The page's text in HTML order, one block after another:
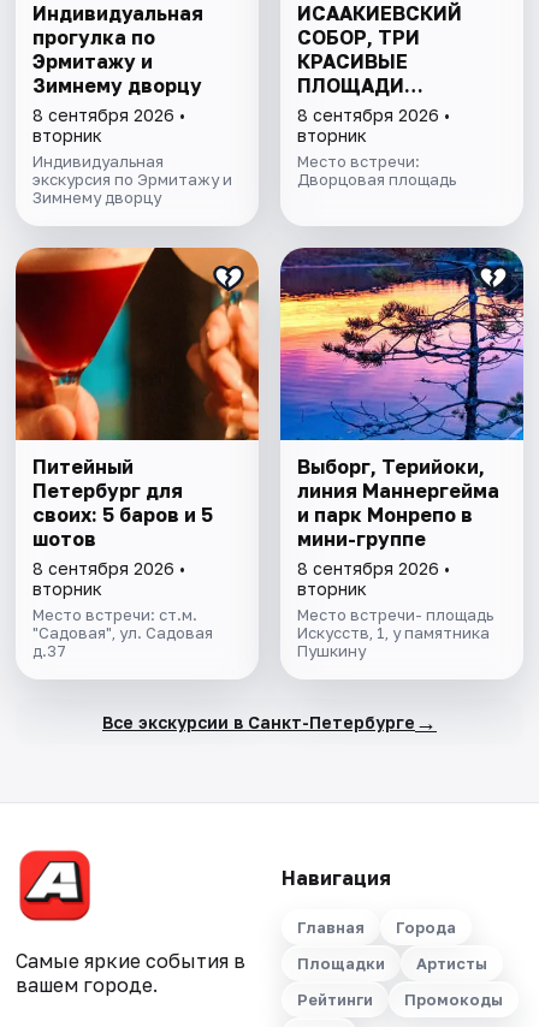
Индивидуальная
прогулка по
Эрмитажу и
Зимнему дворцу
8 сентября 2026 •
вторник
Индивидуальная
экскурсия по Эрмитажу и
Зимнему дворцу
ИСААКИЕВСКИЙ
СОБОР, ТРИ
КРАСИВЫЕ
ПЛОЩАДИ
ПЕТЕРБУРГА И
ПОДЪЁМ НА
КОЛОННАДУ В
МИНИ-ГРУППЕ
8 сентября 2026 •
вторник
Место встречи:
Дворцовая площадь
Питейный
Петербург для
своих: 5 баров и 5
шотов
8 сентября 2026 •
вторник
Место встречи: ст.м.
"Садовая", ул. Садовая
д.37
Выборг, Терийоки,
линия Маннергейма
и парк Монрепо в
мини-группе
8 сентября 2026 •
вторник
Место встречи- площадь
Искусств, 1, у памятника
Пушкину
Все экскурсии в Санкт-Петербурге →
Самые яркие события в
вашем городе.
Навигация
Главная
Города
Площадки
Артисты
Рейтинги
Промокоды